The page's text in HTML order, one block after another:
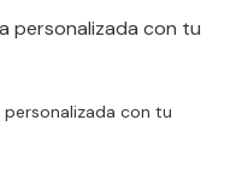
personalizada con tu
personalizada con tu